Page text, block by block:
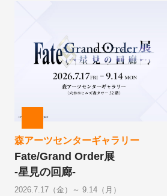
森アーツセンターギャラリー
Fate/Grand Order展
-星見の回廊-
2026.7.17（金）～ 9.14（月）